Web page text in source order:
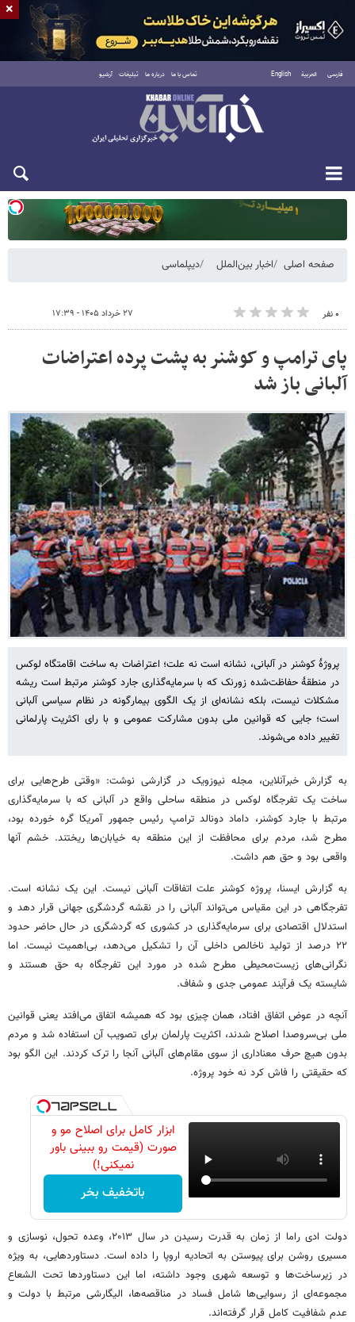
فارسی العربية English تماس با ما درباره ما تبلیغات آرشیو
یکشنبه ۱۸ مرداد ۱۴۰۵
صفحه اصلی اخبار بین‌الملل دیپلماسی
۰ نفر ۲۷ خرداد ۱۴۰۵ - ۱۷:۳۹
پای ترامپ و کوشنر به پشت پرده اعتراضات
آلبانی باز شد
پروژهٔ کوشنر در آلبانی، نشانه است نه علت؛ اعتراضات به ساخت اقامتگاه لوکس
در منطقهٔ حفاظت‌شده زورنک که با سرمایه‌گذاری جارد کوشنر مرتبط است ریشه
مشکلات نیست، بلکه نشانه‌ای از یک الگوی بیمارگونه در نظام سیاسی آلبانی
است؛ جایی که قوانین ملی بدون مشارکت عمومی و با رای اکثریت پارلمانی
تغییر داده می‌شوند.
به گزارش خبرآنلاین، مجله نیوزویک در گزارشی نوشت: «وقتی طرح‌هایی برای
ساخت یک تفرجگاه لوکس در منطقه ساحلی واقع در آلبانی که با سرمایه‌گذاری
مرتبط با جارد کوشنر، داماد دونالد ترامپ رئیس جمهور آمریکا گره خورده بود،
مطرح شد، مردم برای محافظت از این منطقه به خیابان‌ها ریختند. خشم آنها
واقعی بود و حق هم داشت.
به گزارش ایسنا، پروژه کوشنر علت اتفاقات آلبانی نیست. این یک نشانه است.
تفرجگاهی در این مقیاس می‌تواند آلبانی را در نقشه گردشگری جهانی قرار دهد و
استدلال اقتصادی برای سرمایه‌گذاری در کشوری که گردشگری در حال حاضر حدود
۲۲ درصد از تولید ناخالص داخلی آن را تشکیل می‌دهد، بی‌اهمیت نیست. اما
نگرانی‌های زیست‌محیطی مطرح‌ شده در مورد این تفرجگاه به حق هستند و
شایسته یک فرآیند عمومی جدی و شفاف.
آنچه در عوض اتفاق افتاد، همان چیزی بود که همیشه اتفاق می‌افتد یعنی قوانین
ملی بی‌سروصدا اصلاح شدند، اکثریت پارلمان برای تصویب آن استفاده شد و مردم
بدون هیچ حرف معناداری از سوی مقام‌های آلبانی آنجا را ترک کردند. این الگو بود
که حقیقتی را فاش کرد نه خود پروژه.
ابزار کامل برای اصلاح مو و
صورت (قیمت رو ببینی باور
نمیکنی!)
باتخفیف بخر
دولت ادی راما از زمان به قدرت رسیدن در سال ۲۰۱۳، وعده تحول، نوسازی و
مسیری روشن برای پیوستن به اتحادیه اروپا را داده است. دستاوردهایی، به ویژه
در زیرساخت‌ها و توسعه شهری وجود داشته، اما این دستاوردها تحت الشعاع
مجموعه‌ای از رسوایی‌ها شامل فساد در مناقصه‌ها، الیگارشی مرتبط با دولت و
عدم شفافیت کامل قرار گرفته‌اند.
×